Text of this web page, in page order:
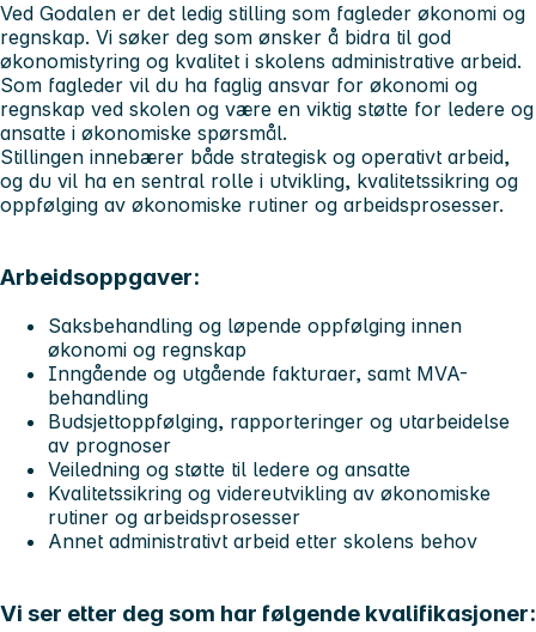
Ved Godalen er det ledig stilling som fagleder økonomi og
regnskap. Vi søker deg som ønsker å bidra til god
økonomistyring og kvalitet i skolens administrative arbeid.
Som fagleder vil du ha faglig ansvar for økonomi og
regnskap ved skolen og være en viktig støtte for ledere og
ansatte i økonomiske spørsmål.
Stillingen innebærer både strategisk og operativt arbeid,
og du vil ha en sentral rolle i utvikling, kvalitetssikring og
oppfølging av økonomiske rutiner og arbeidsprosesser.
Arbeidsoppgaver:
Saksbehandling og løpende oppfølging innen
økonomi og regnskap
Inngående og utgående fakturaer, samt MVA-
behandling
Budsjettoppfølging, rapporteringer og utarbeidelse
av prognoser
Veiledning og støtte til ledere og ansatte
Kvalitetssikring og videreutvikling av økonomiske
rutiner og arbeidsprosesser
Annet administrativt arbeid etter skolens behov
Vi ser etter deg som har følgende kvalifikasjoner: